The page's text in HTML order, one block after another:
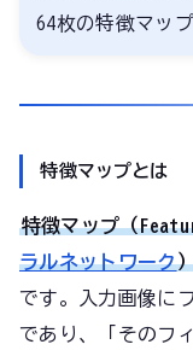
64枚の特徴マッ
特徴マップとは
特徴マップ（
ラルネットワーク
です。入力画像に
であり、「そのフ